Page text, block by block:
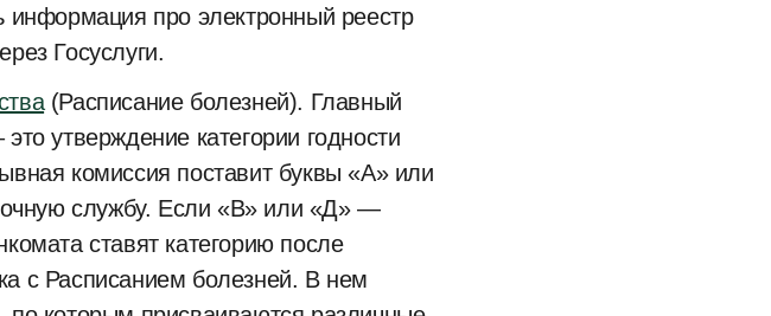
информация про электронный реестр
Госуслуги.
(Расписание болезней). Главный
утверждение категории годности
комиссия поставит буквы «А» или
службу. Если «В» или «Д» —
ставят категорию после
с Расписанием болезней. В нем